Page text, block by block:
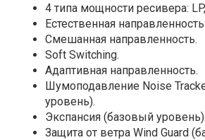
4 типа мощности ресивера: LP,
Естественная
Смешанная направленность.
Soft Switching.
Адаптивная направленность.
Шумоподавление Noise
уровень).
Экспансия (базовый уровень).
Защита от ветра Wind Guard